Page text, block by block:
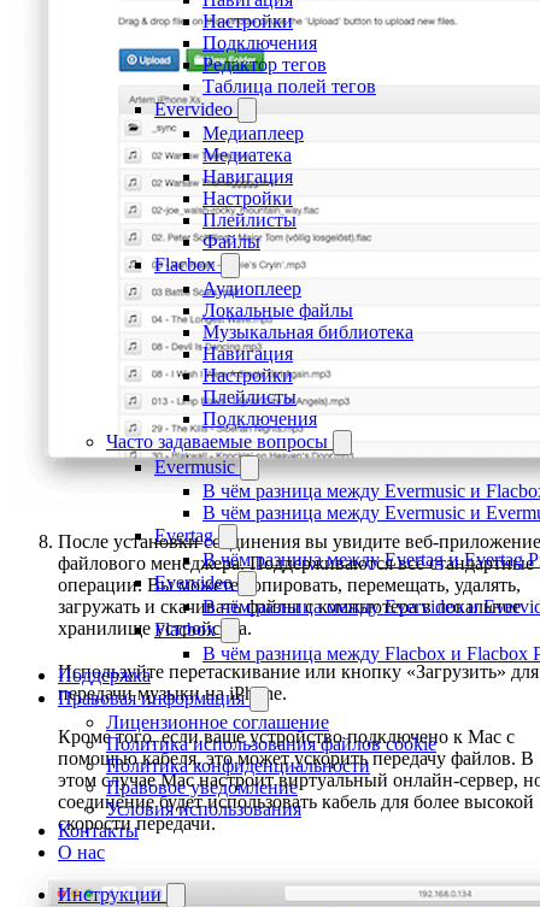
Настройки
Подключения
Редактор тегов
Таблица полей тегов
Evervideo
Медиаплеер
Медиатека
Навигация
Настройки
Плейлисты
Файлы
Flacbox
Аудиоплеер
Локальные файлы
Музыкальная библиотека
Навигация
Настройки
Плейлисты
Подключения
Часто задаваемые вопросы
Evermusic
В чём разница между Evermusic и
В чём разница между Evermusic и
Evertag
В чём разница между Evertag и Evertag
Evervideo
В чём разница между Evervideo и
Flacbox
В чём разница между Flacbox и Flacbox
Поддержка
Правовая информация
Лицензионное соглашение
Политика использования файлов cookie
Политика конфиденциальности
Правовое уведомление
Условия использования
Контакты
О нас
Инструкции
После установки соединения вы увидите веб-приложение
файлового менеджера. Поддерживаются все стандартные
операции. Вы можете копировать, перемещать, удалять,
загружать и скачивать файлы с компьютера в локальное
хранилище устройства.
Используйте перетаскивание или кнопку «Загрузить» для
передачи музыки на iPhone.
Кроме того, если ваше устройство подключено к Mac с
помощью кабеля, это может ускорить передачу файлов. В
этом случае Mac настроит виртуальный онлайн-сервер,
соединение будет использовать кабель для более высокой
скорости передачи.